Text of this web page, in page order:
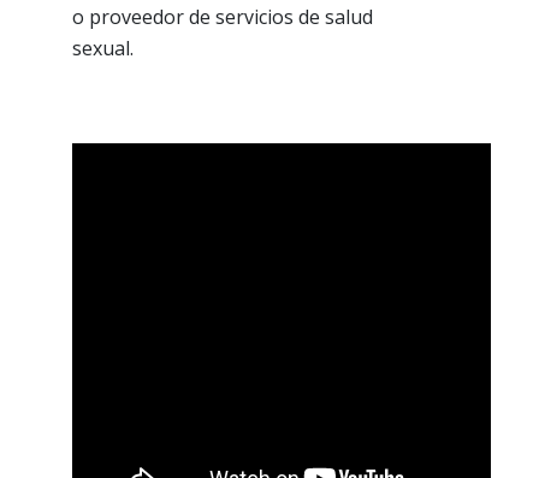
o proveedor de servicios de salud
sexual.